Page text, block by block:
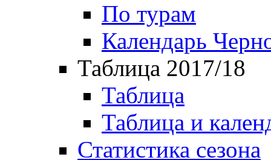
По турам
Календарь
Таблица 2017/18
Таблица
Таблица и
Статистика сезона